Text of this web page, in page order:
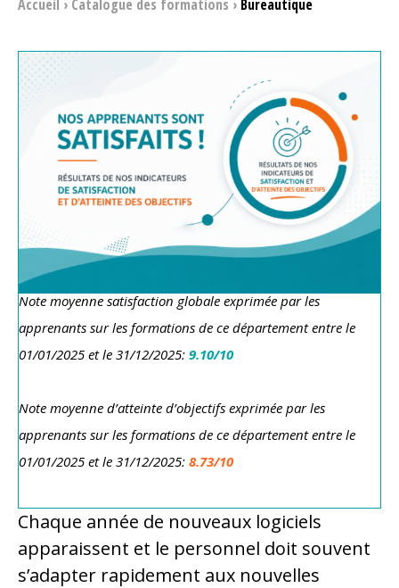
Accueil › Catalogue des formations › Bureautique
Note moyenne satisfaction globale exprimée par les
apprenants sur les formations de ce département entre le
01/01/2025 et le 31/12/2025: 9.10/10
Note moyenne d’atteinte d’objectifs exprimée par les
apprenants sur les formations de ce département entre le
01/01/2025 et le 31/12/2025: 8.73/10
Chaque année de nouveaux logiciels
apparaissent et le personnel doit souvent
s’adapter rapidement aux nouvelles